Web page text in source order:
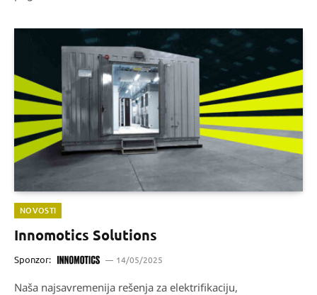
NOVOSTI
Innomotics Solutions
Sponzor: 14/05/2025
Naša najsavremenija rešenja za elektriﬁkaciju,